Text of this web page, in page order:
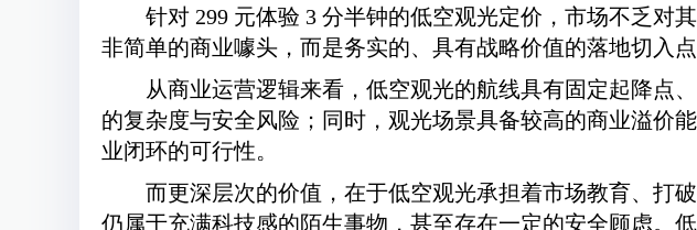
针对 299 元体验 3 分半钟的低空观光定价，市场不乏对
非简单的商业噱头，而是务实的、具有战略价值的落地切入点
从商业运营逻辑来看，低空观光的航线具有固定起降点
的复杂度与安全风险；同时，观光场景具备较高的商业溢价
业闭环的可行性。
而更深层次的价值，在于低空观光承担着市场教育、打
仍属于充满科技感的陌生事物，甚至存在一定的安全顾虑。